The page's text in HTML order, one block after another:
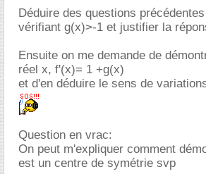
Déduire des questions
vérifiant g(x)>-1 et justifier la
Ensuite on me demande de
réel x, f'(x)= 1 +g(x)
et d'en déduire le sens de
Question en vrac:
On peut m'expliquer comment
est un centre de symétrie svp